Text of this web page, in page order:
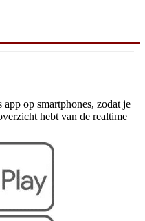
op smartphones, zodat je
hebt van de realtime